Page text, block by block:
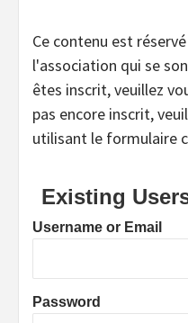
Ce contenu est
l'association qui se
êtes inscrit, veuillez
pas encore inscrit,
utilisant le formulaire
Existing
Username or Email
Password